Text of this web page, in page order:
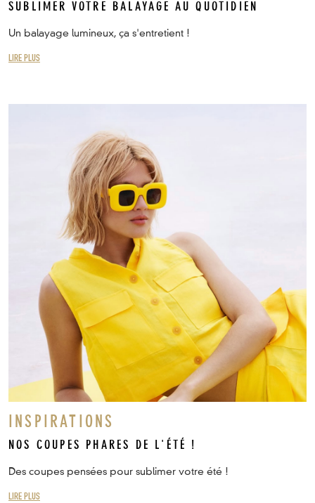
SUBLIMER VOTRE BALAYAGE AU QUOTIDIEN
Un balayage lumineux, ça s'entretient !
LIRE PLUS
INSPIRATIONS
NOS COUPES PHARES DE L'ÉTÉ !
Des coupes pensées pour sublimer votre été !
LIRE PLUS